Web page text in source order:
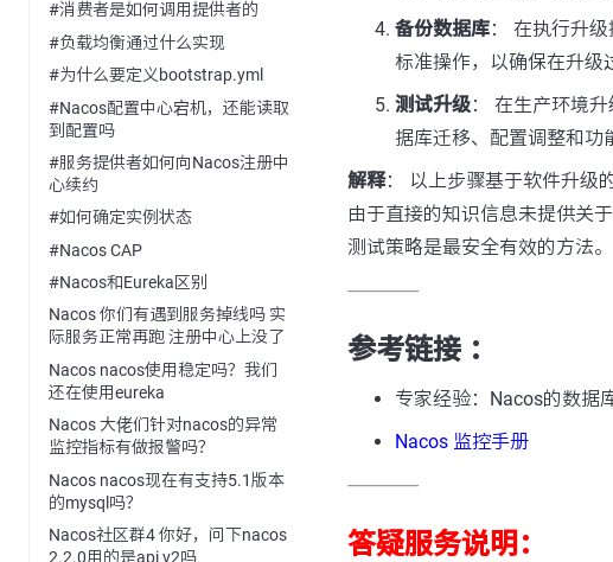
#消费者是如何调用提供者的
#负载均衡通过什么实现
#为什么要定义bootstrap.yml
#Nacos配置中心宕机，还能读取
到配置吗
#服务提供者如何向Nacos注册中
心续约
#如何确定实例状态
#Nacos CAP
#Nacos和Eureka区别
Nacos 你们有遇到服务掉线吗 实
际服务正常再跑 注册中心上没了
Nacos nacos使用稳定吗？我们
还在使用eureka
Nacos 大佬们针对nacos的异常
监控指标有做报警吗？
Nacos nacos现在有支持5.1版本
的mysql吗？
Nacos社区群4 你好，问下nacos
2.2.0用的是api v2吗
备份数据库： 在执行升
标准操作，以确保在升级
测试升级： 在生产环境
据库迁移、配置调整和功
解释： 以上步骤基于软件升级
由于直接的知识信息未提供关
测试策略是最安全有效的方法。
---------------
参考链接 ：
专家经验：Nacos的数据
Nacos 监控手册
---------------
答疑服务说明：